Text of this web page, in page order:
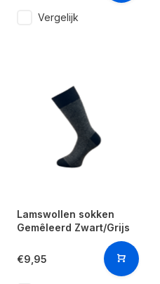
Vergelijk
Lamswollen sokken
Gemêleerd Zwart/Grijs
€9,95